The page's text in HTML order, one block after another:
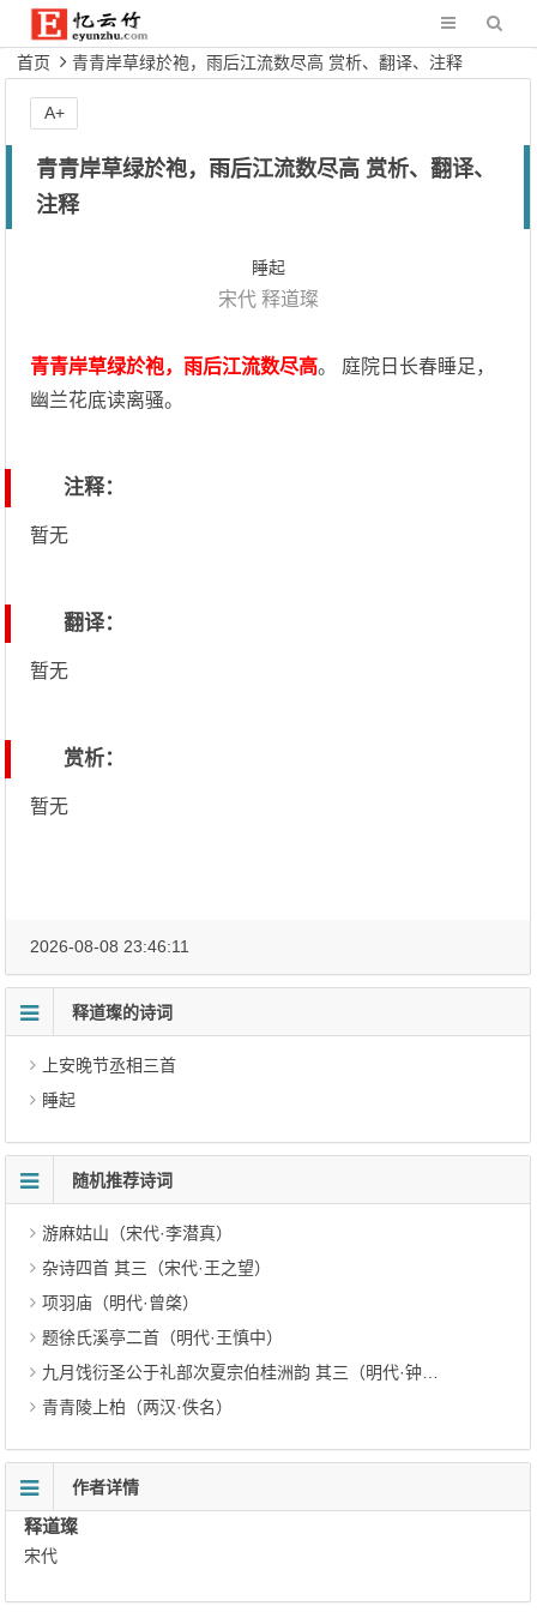
首页 青青岸草绿於袍，雨后江流数尽高 赏析、翻译、注释
青青岸草绿於袍，雨后江流数尽高 赏析、翻译、
注释
睡起
宋代 释道璨
青青岸草绿於袍，雨后江流数尽高。 庭院日长春睡足，
幽兰花底读离骚。
注释：
暂无
翻译：
暂无
赏析：
暂无
A+
2026-08-08 23:46:11
释道璨的诗词
上安晚节丞相三首
睡起
随机推荐诗词
游麻姑山（宋代·李潜真）
杂诗四首 其三（宋代·王之望）
项羽庙（明代·曾棨）
题徐氏溪亭二首（明代·王慎中）
九月饯衍圣公于礼部次夏宗伯桂洲韵 其三（明代·钟芳）
青青陵上柏（两汉·佚名）
作者详情
释道璨
宋代